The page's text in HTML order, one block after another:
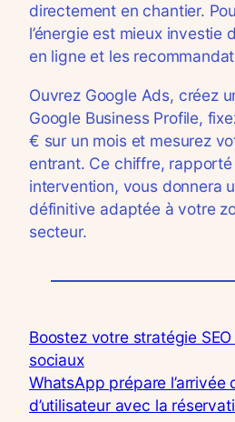
directement en chantier.
l’énergie est mieux investie
en ligne et les
Ouvrez Google Ads, créez
Google Business Profile,
€ sur un mois et mesurez
entrant. Ce chiffre,
intervention, vous donnera
définitive adaptée à votre
secteur.
Boostez votre stratégie
sociaux
WhatsApp prépare l’arrivée
d’utilisateur avec la